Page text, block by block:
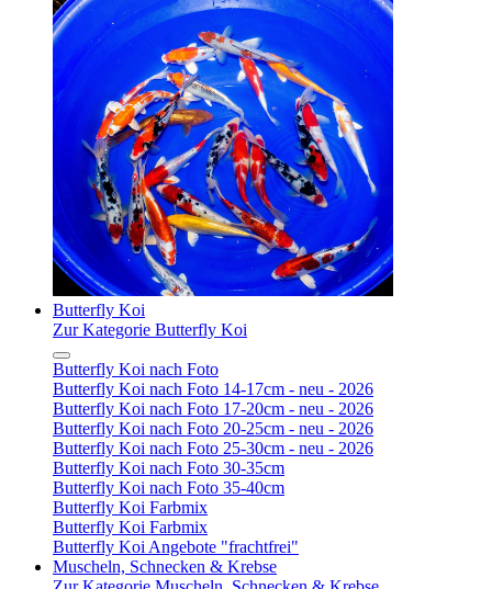
Butterfly Koi
Zur Kategorie Butterfly Koi
Butterfly Koi nach Foto
Butterfly Koi nach Foto 14-17cm - neu - 2026
Butterfly Koi nach Foto 17-20cm - neu - 2026
Butterfly Koi nach Foto 20-25cm - neu - 2026
Butterfly Koi nach Foto 25-30cm - neu - 2026
Butterfly Koi nach Foto 30-35cm
Butterfly Koi nach Foto 35-40cm
Butterfly Koi Farbmix
Butterfly Koi Farbmix
Butterfly Koi Angebote "frachtfrei"
Muscheln, Schnecken & Krebse